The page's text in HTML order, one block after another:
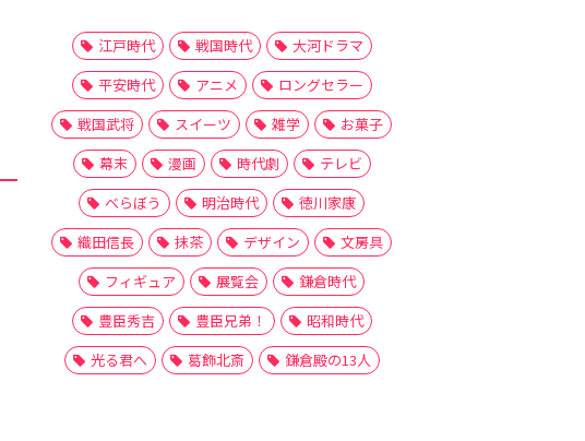
江戸時代 戦国時代
大河ドラマ
平安時代
アニメ
ロングセラー
戦国武将
スイーツ 雑学
お菓子
幕末
漫画 時代劇
テレビ
べらぼう
明治時代
徳川家康
織田信長
抹茶 デザイン
文房具
フィギュア
展覧会
鎌倉時代
豊臣秀吉
豊臣兄弟！
昭和時代
光る君へ
葛飾北斎 鎌倉殿の13人